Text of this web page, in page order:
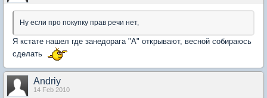
Ну если про покупку прав речи нет,
Я кстате нашел где занедорага "А" открывают, весной собираюсь
сделать
Andriy
14 Feb 2010